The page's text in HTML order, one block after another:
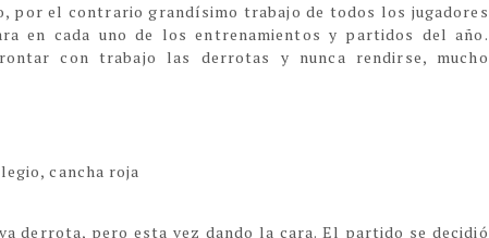
por el contrario grandísimo trabajo de todos los jugadores
en cada uno de los entrenamientos y partidos del año.
con trabajo las derrotas y nunca rendirse, mucho
cancha roja
derrota, pero esta vez dando la cara. El partido se decidió